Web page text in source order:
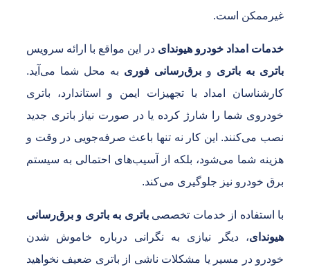
است.
امداد خودرو هیوندایدر این مواقع با ارائه سرویس
به باتری وبرق‌رسانی فوری به محل شما می‌آید.
امداد با تجهیزات ایمن و استاندارد، باتری
شما را شارژ کرده یا در صورت نیاز باتری جدید
می‌کنند. این کار نه تنها باعث صرفه‌جویی در وقت و
شما می‌شود، بلکه از آسیب‌های احتمالی به سیستم
خودرو نیز جلوگیری می‌کند.
استفاده از خدمات تخصصیباتری به باتری و برق‌رسانی
، دیگر نیازی به نگرانی درباره خاموش شدن
در مسیر یا مشکلات ناشی از باتری ضعیف نخواهید